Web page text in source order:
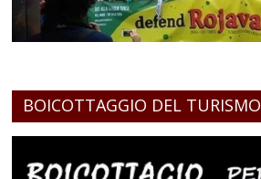
BOICOTTAGGIO DEL TURISMO